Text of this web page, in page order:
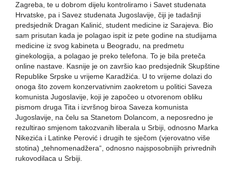
Zagreba, te u dobrom dijelu kontroliramo i Savet studenata
Hrvatske, pa i Savez studenata Jugoslavije, čiji je tadašnji
predsjednik Dragan Kalinić, student medicine iz Sarajeva. Bio
sam prisutan kada je polagao ispit iz pete godine na studijama
medicine iz svog kabineta u Beogradu, na predmetu
ginekologija, a polagao je preko telefona. To je bila preteča
online nastave. Kasnije je on završio kao predsjednik Skupštine
Republike Srpske u vrijeme Karadžića. U to vrijeme dolazi do
onoga što zovem konzervativnim zaokretom u politici Saveza
komunista Jugoslavije, koji je započeo u otvorenom obliku
pismom druga Tita i izvršnog biroa Saveza komunista
Jugoslavije, na čelu sa Stanetom Dolancom, a neposredno je
rezultirao smjenom takozvanih liberala u Srbiji, odnosno Marka
Nikezića i Latinke Perović i drugih te sječom (vjerovatno više
stotina) „tehnomenadžera“, odnosno najsposobnijih privrednih
rukovodilaca u Srbiji.